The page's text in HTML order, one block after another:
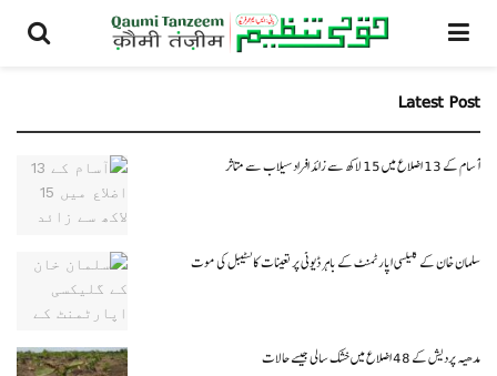
Latest Post
آسام کے 13 اضلاع میں 15 لاکھ سے زائد افراد سیلاب سے متاثر
سلمان خان کے گلیکسی اپارٹمنٹ کے باہر ڈیوٹی پر تعینات کانسٹیبل کی موت
مدھیہ پردیش کے 48 اضلاع میں خشک سالی جیسے حالات